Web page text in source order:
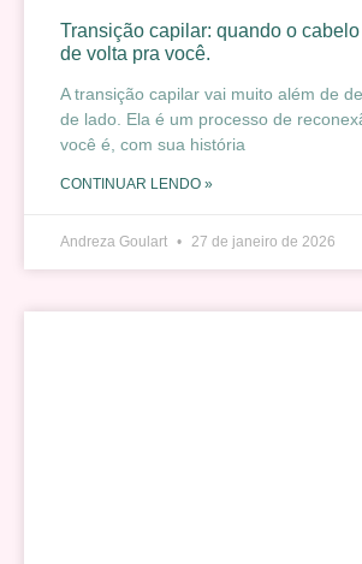
Transição capilar: quando o
de volta pra você.
A transição capilar vai muito além de
de lado. Ela é um processo de
você é, com sua história
CONTINUAR LENDO »
Andreza Goulart 27 de janeiro de 2026